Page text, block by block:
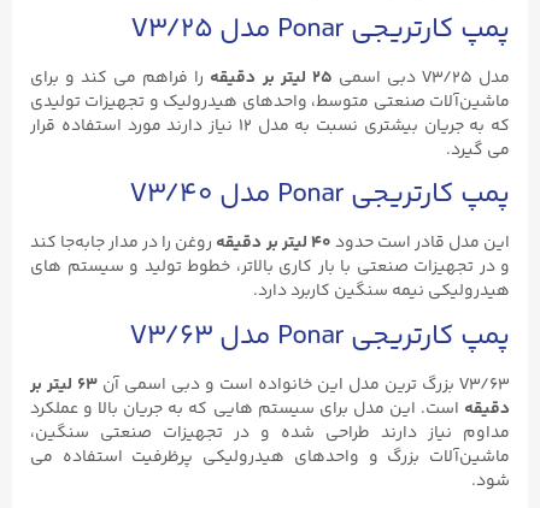
پمپ کارتریجی Ponar مدل V3/۲۵
مدل V3/۲۵ دبی اسمی ۲۵ لیتر بر دقیقه
را فراهم می‌ کند و برای
ماشین‌آلات صنعتی متوسط، واحدهای هیدرولیک و تجهیزات تولیدی
که به جریان بیشتری نسبت به مدل ۱۲ نیاز دارند مورد استفاده قرار
می ‌گیرد.
پمپ کارتریجی Ponar مدل V3/۴۰
این مدل قادر است حدود۴۰ لیتر بر دقیقه
روغن را در مدار جابه‌جا کند
و در تجهیزات صنعتی با بار کاری بالاتر، خطوط تولید و سیستم‌ های
هیدرولیکی نیمه ‌سنگین کاربرد دارد.
پمپ کارتریجی Ponar مدل V3/۶۳
V3/۶۳ بزرگ ‌ترین مدل این خانواده است و دبی اسمی آن
۶۳ لیتر بر
دقیقه است. این مدل برای سیستم‌ هایی که به جریان بالا و عملکرد
مداوم نیاز دارند طراحی شده و در تجهیزات صنعتی سنگین،
ماشین‌آلات بزرگ و واحدهای هیدرولیکی پرظرفیت استفاده می
‌شود.